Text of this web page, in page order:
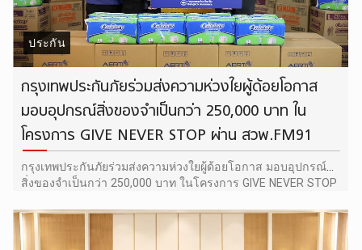
ประกัน
กรุงเทพประกันภัยร่วมส่งความห่วงใยผู้ด้อยโอกาส
มอบอุปกรณ์สิ่งของจำเป็นกว่า 250,000 บาท ใน
โครงการ GIVE NEVER STOP ผ่าน สวพ.FM91
กรุงเทพประกันภัยร่วมส่งความห่วงใยผู้ด้อยโอกาส มอบอุปกรณ์
สิ่งของจำเป็นกว่า 250,000 บาท ในโครงการ GIVE NEVER STOP